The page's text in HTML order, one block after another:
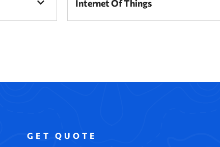
Internet Of Things
GET QUOTE